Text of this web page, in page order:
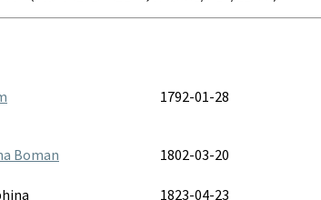
1792-01-28
Boman 1802-03-20
1823-04-23